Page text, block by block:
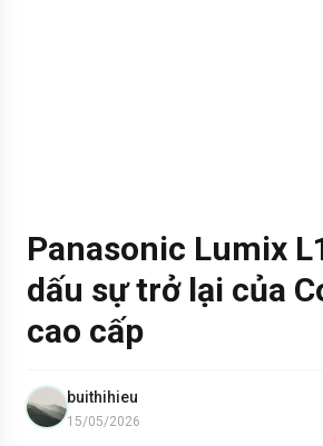
Panasonic Lumix
dấu sự trở lại của
cao cấp
buithihieu
15/05/2026